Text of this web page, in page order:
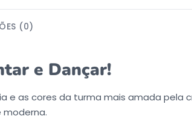
(0)
e Dançar!
e as cores da turma mais amada pela
moderna.